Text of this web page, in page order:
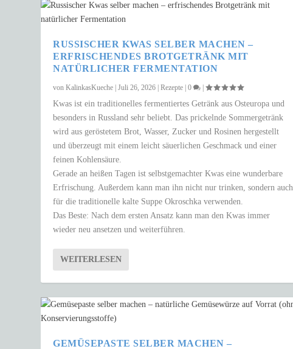
RUSSISCHER KWAS SELBER MACHEN –
ERFRISCHENDES BROTGETRÄNK MIT
NATÜRLICHER FERMENTATION
vonKalinkasKueche |Juli 26, 2026 |Rezepte |0 |
Kwas ist ein traditionelles fermentiertes Getränk aus Osteuropa und
besonders in Russland sehr beliebt. Das prickelnde Sommergetränk
wird aus geröstetem Brot, Wasser, Zucker und Rosinen hergestellt
und überzeugt mit einem leicht säuerlichen Geschmack und einer
feinen Kohlensäure.
Gerade an heißen Tagen ist selbstgemachter Kwas eine wunderbare
Erfrischung. Außerdem kann man ihn nicht nur trinken, sondern auch
für die traditionelle kalte Suppe Okroschka verwenden.
Das Beste: Nach dem ersten Ansatz kann man den Kwas immer
wieder neu ansetzen und weiterführen.
WEITERLESEN
GEMÜSEPASTE SELBER MACHEN –